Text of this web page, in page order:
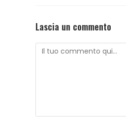
Lascia un commento